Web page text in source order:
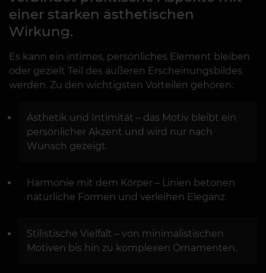
einer starken ästhetischen
Wirkung.
Es kann ein intimes, persönliches Element bleiben
oder gezielt Teil des äußeren Erscheinungsbildes
werden. Zu den wichtigsten Vorteilen gehören:
Ästhetik und Intimität – das Motiv bleibt ein
persönlicher Akzent und wird nur nach
Wunsch gezeigt.
Harmonie mit dem Körper – Linien betonen
natürliche Formen und verleihen Eleganz.
Stilistische Vielfalt – von minimalistischen
Motiven bis hin zu komplexen Ornamenten.